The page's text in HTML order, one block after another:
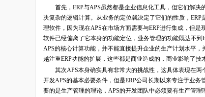
首先，ERP与APS虽然都是企业信息化工具，但它们解决
决复杂的逻辑计算。从业务的定位就决定了它们的性质，
理软件，因为现在APS在市场方面需要与ERP进行集成，但
软件已经偏离了它本身的功能定位，业务管理的功能既达不
APS的核心计算功能，并不能直接提升企业的生产计划水平
越注重ERP功能的扩展，这些都是商业造成的，商业影响了技
其次APS本身确实具有非常大的挑战性，这具体表现在两
开发APS的基本必要条件，但是ERP公司长期以来专注于业
要的是生产管理的理论，APS的开发团队中必须要有生产管